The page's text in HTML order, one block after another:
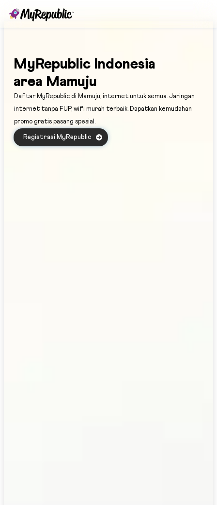
MyRepublic Indonesia
area Mamuju
Daftar MyRepublic di Mamuju, internet untuk semua. Jaringan
internet tanpa FUP, wifi murah terbaik. Dapatkan kemudahan
promo gratis pasang spesial.
Registrasi MyRepublic